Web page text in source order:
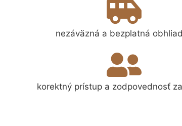
nezáväzná a bezplatná
korektný prístup a zodpovednosť